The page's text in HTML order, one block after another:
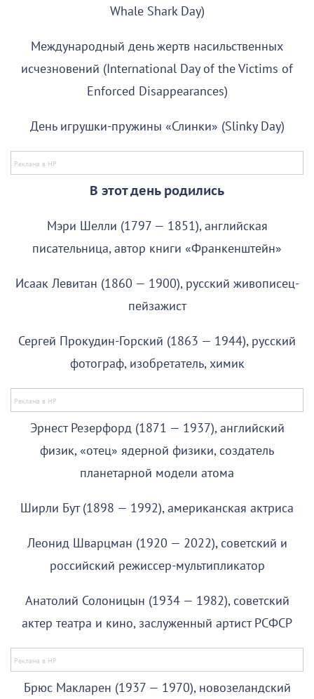
Whale Shark Day)
Международный день жертв насильственных
исчезновений (International Day of the Victims of
Enforced Disappearances)
День игрушки-пружины «Слинки» (Slinky Day)
В этот день родились
Мэри Шелли (1797 — 1851), английская
писательница, автор книги «Франкенштейн»
Исаак Левитан (1860 — 1900), русский живописец-
пейзажист
Сергей Прокудин-Горский (1863 — 1944), русский
фотограф, изобретатель, химик
Эрнест Резерфорд (1871 — 1937), английский
физик, «отец» ядерной физики, создатель
планетарной модели атома
Ширли Бут (1898 — 1992), американская актриса
Леонид Шварцман (1920 — 2022), советский и
российский режиссер-мультипликатор
Анатолий Солоницын (1934 — 1982), советский
актер театра и кино, заслуженный артист РСФСР
Брюс Макларен (1937 — 1970), новозеландский